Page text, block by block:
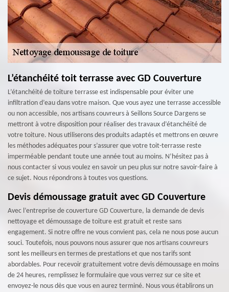
L’étanchéité toit terrasse avec GD Couverture
L’étanchéité de toiture terrasse est indispensable pour éviter une
infiltration d’eau dans votre maison. Que vous ayez une terrasse accessible
ou non accessible, nos artisans couvreurs à Seillons Source Dargens se
mettront à votre disposition pour réaliser des travaux d’étanchéité de
votre toiture. Nous utiliserons des produits adaptés et mettrons en œuvre
les méthodes adéquates pour s’assurer que votre toit-terrasse reste
imperméable pendant toute une année tout au moins. N’hésitez pas à
nous contacter si vous voulez en savoir un peu plus sur notre savoir-faire à
ce sujet. Nous répondrons à toutes vos questions.
Devis démoussage gratuit avec GD Couverture
Avec l’entreprise de couverture GD Couverture, la demande de devis
nettoyage et démoussage de toiture est gratuit et reste sans
engagement. Si notre offre ne vous convient pas, cela ne nous pose aucun
souci. Toutefois, nous pouvons nous assurer que nos artisans couvreurs
sont les meilleurs en termes de prestations et que nos tarifs sont
abordables. Pour recevoir gratuitement votre devis démoussage en moins
de 24 heures, remplissez le formulaire que vous verrez sur ce site et
envoyez-le nous dès que vous en aurez terminé. Nous vous établirons un